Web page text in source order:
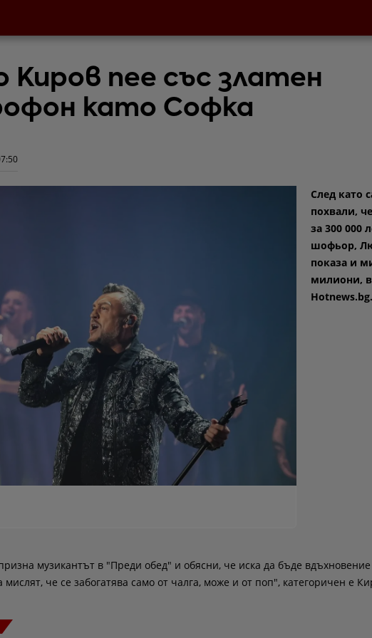
Киров пее със златен
като Софка
След като
похвали,
за 300 000
шофьор,
показа и
милиони,
Hotnews.bg.
музикантът в "Преди обед" и обясни, че иска да бъде вдъхновение
че се забогатява само от чалга, може и от поп", категоричен е